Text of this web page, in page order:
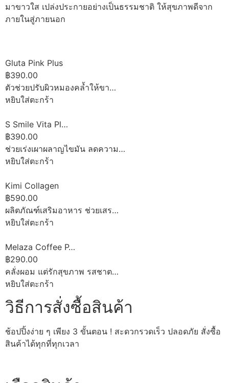
มาขาวใส เปล่งประกายอย่างเป็นธรรมชาติ ให้สุขภาพดีจาก
ภายในสู่ภายนอก
Gluta Pink Plus
฿390.00
ตัวช่วยปรับผิวหมองคล้ำให้ขา…
หยิบใส่ตะกร้า
S Smile Vita Pl…
฿390.00
ช่วยเร่งเผาผลาญไขมัน ลดความ…
หยิบใส่ตะกร้า
Kimi Collagen
฿590.00
ผลิตภัณฑ์เสริมอาหาร ช่วยเสร…
หยิบใส่ตะกร้า
Melaza Coffee P…
฿290.00
คลั่งผอม แต่รักสุขภาพ รสชาต…
หยิบใส่ตะกร้า
วิธีการสั่งซื้อสินค้า
ช้อปปิ้งง่าย ๆ เพียง 3 ขั้นตอน ! สะดวกรวดเร็ว ปลอดภัย สั่งซื้อ
สินค้าได้ทุกที่ทุกเวลา